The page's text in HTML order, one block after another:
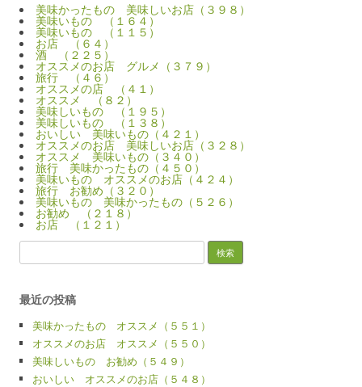
美味かったもの 美味しいお店（３９８）
美味いもの （１６４）
美味いもの （１１５）
お店 （６４）
酒 （２２５）
オススメのお店 グルメ（３７９）
旅行 （４６）
オススメの店 （４１）
オススメ （８２）
美味しいもの （１９５）
美味しいもの （１３８）
おいしい 美味いもの（４２１）
オススメのお店 美味しいお店（３２８）
オススメ 美味いもの（３４０）
旅行 美味かったもの（４５０）
美味いもの オススメのお店（４２４）
旅行 お勧め（３２０）
美味いもの 美味かったもの（５２６）
お勧め （２１８）
お店 （１２１）
索:
最近の投稿
美味かったもの オススメ（５５１）
オススメのお店 オススメ（５５０）
美味しいもの お勧め（５４９）
おいしい オススメのお店（５４８）